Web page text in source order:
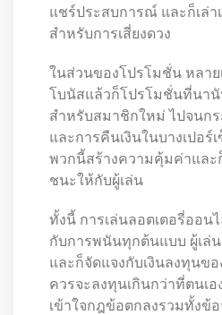
แชร์ประสบการณ์ และก็เล่า
สำหรับการเสี่ยงดวง
ในส่วนของโปรโมชั่น หลาย
โบนัสแล้วก็โปรโมชั่นที่นานั
สำหรับสมาชิกใหม่ ไปจนก
และการคืนเงินในบางเปอ
พวกนี้สร้างความคุ้มค่าและ
ชนะให้กับผู้เล่น
ทั้งนี้ การเล่นลอตเตอรี่ออน
กับการพนันทุกต้นแบบ ผู้เล่
และก็จัดแจงกับเงินลงทุนข
ควรจะลงทุนเกินกว่าที่ตนเ
เข้าใจกฎข้อตกลงรวมทั้งข้